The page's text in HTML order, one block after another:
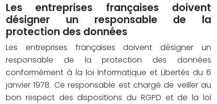
Les entreprises françaises doivent
désigner un responsable de la
protection des données
Les entreprises françaises doivent désigner un
responsable de la protection des données
conformément à la loi Informatique et Libertés du 6
janvier 1978. Ce responsable est chargé de veiller au
bon respect des dispositions du RGPD et de la loi